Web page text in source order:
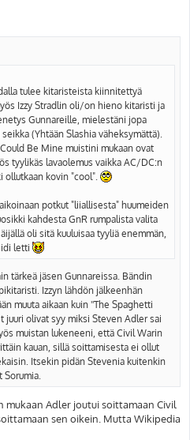
tulee kitaristeista kiinnitettyä
Izzy Stradlin oli/on hieno kitaristi ja
Gunnareille, mielestäni jopa
(Yhtään Slashia väheksymättä).
Be Mine muistini mukaan ovat
tyylikäs lavaolemus vaikka AC/DC:n
ollutkaan kovin "cool".
potkut "liiallisesta" huumeiden
kahdesta GnR rumpalista valita
oli sitä kuuluisaa tyyliä enemmän,
letti
tärkeä jäsen Gunnareissa. Bändin
Izzyn lähdön jälkeenhän
muuta aikaan kuin ''The Spaghetti
juuri olivat syy miksi Steven Adler sai
muistan lukeneeni, että Civil Warin
kauan, sillä soittamisesta ei ollut
Itsekin pidän Stevenia kuitenkin
mukaan Adler joutui soittamaan Civil
sen oikein. Mutta Wikipedia